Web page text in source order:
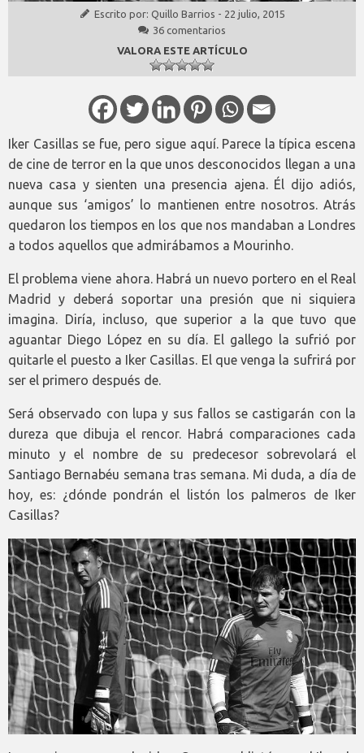
Escrito por: Quillo Barrios - 22 julio, 2015
36 comentarios
VALORA ESTE ARTÍCULO
Iker Casillas se fue, pero sigue aquí. Parece la típica escena
de cine de terror en la que unos desconocidos llegan a una
nueva casa y sienten una presencia ajena. Él dijo adiós,
aunque sus ‘amigos’ lo mantienen entre nosotros. Atrás
quedaron los tiempos en los que nos mandaban a Londres
a todos aquellos que admirábamos a Mourinho.
El problema viene ahora. Habrá un nuevo portero en el Real
Madrid y deberá soportar una presión que ni siquiera
imagina. Diría, incluso, que superior a la que tuvo que
aguantar Diego López en su día. El gallego la sufrió por
quitarle el puesto a Iker Casillas. El que venga la sufrirá por
ser el primero después de.
Será observado con lupa y sus fallos se castigarán con la
dureza que dibuja el rencor. Habrá comparaciones cada
minuto y el nombre de su predecesor sobrevolará el
Santiago Bernabéu semana tras semana. Mi duda, a día de
hoy, es: ¿dónde pondrán el listón los palmeros de Iker
Casillas?